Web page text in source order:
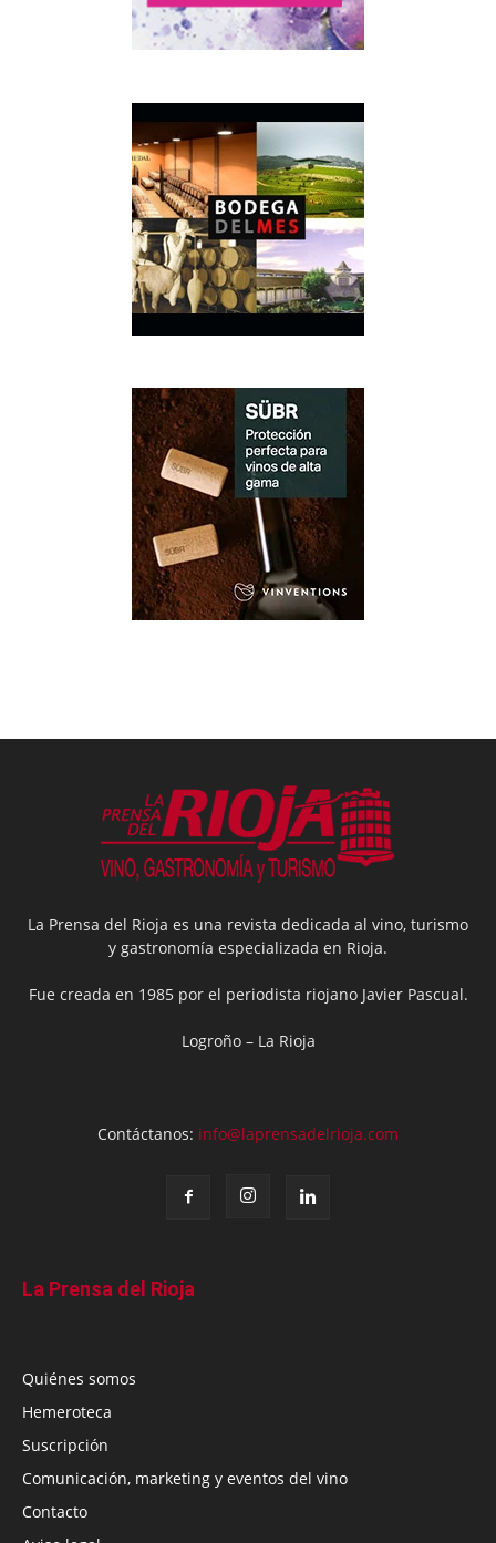
La Prensa del Rioja es una revista dedicada al vino, turismo
y gastronomía especializada en Rioja.
Fue creada en 1985 por el periodista riojano Javier Pascual.
Logroño – La Rioja
Contáctanos: info@laprensadelrioja.com
La Prensa del Rioja
Quiénes somos
Hemeroteca
Suscripción
Comunicación, marketing y eventos del vino
Contacto